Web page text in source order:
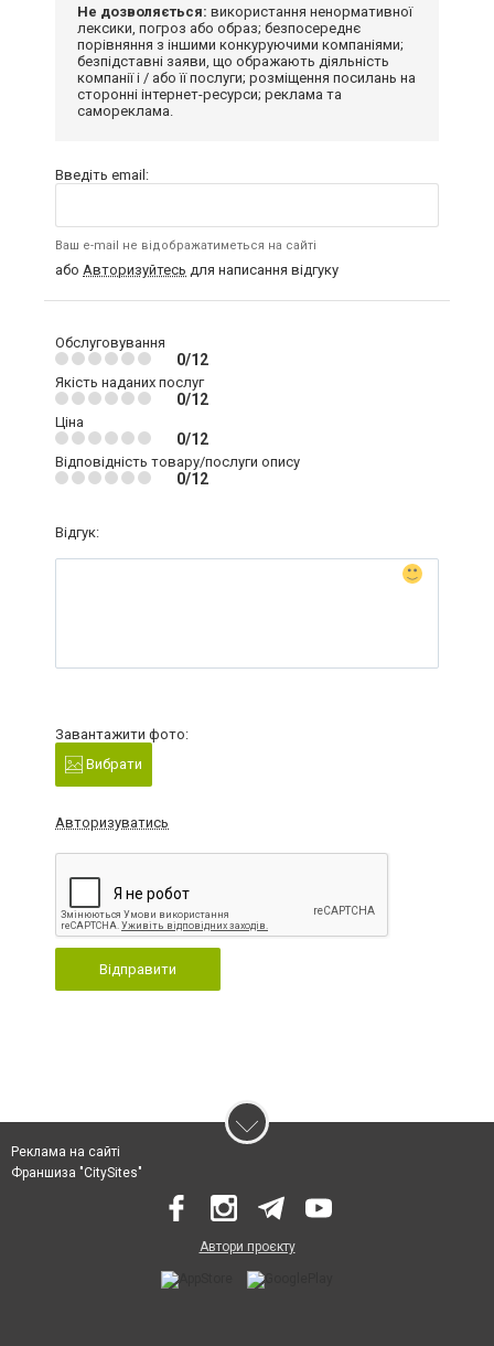
Не дозволяється: використання ненормативної
лексики, погроз або образ; безпосереднє
порівняння з іншими конкуруючими компаніями;
безпідставні заяви, що ображають діяльність
компанії і / або її послуги; розміщення посилань на
сторонні інтернет-ресурси; реклама та
самореклама.
Введіть email:
Ваш e-mail не відображатиметься на сайті
або Авторизуйтесь для написання відгуку
Обслуговування
0/12
Якість наданих послуг
0/12
Ціна
0/12
Відповідність товару/послуги опису
0/12
Відгук:
Завантажити фото:
Вибрати
Авторизуватись
Відправити
Реклама на сайті
Франшиза "CitySites"
Автори проєкту